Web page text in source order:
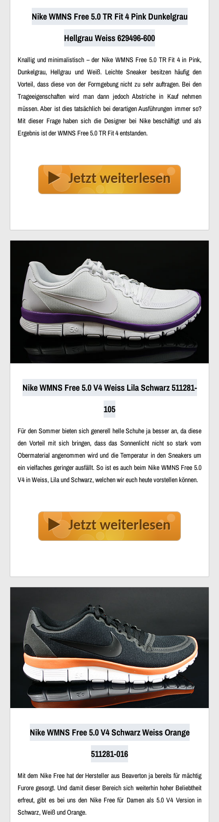
Nike WMNS Free 5.0 TR Fit 4 Pink Dunkelgrau
Hellgrau Weiss 629496-600
Knallig und minimalistisch – der Nike WMNS Free 5.0 TR Fit 4 in Pink,
Dunkelgrau, Hellgrau und Weiß. Leichte Sneaker besitzen häufig den
Vorteil, dass diese von der Formgebung nicht zu sehr auftragen. Bei den
Trageeigenschaften wird man dann jedoch Abstriche in Kauf nehmen
müssen. Aber ist dies tatsächlich bei derartigen Ausführungen immer so?
Mit dieser Frage haben sich die Designer bei Nike beschäftigt und als
Ergebnis ist der WMNS Free 5.0 TR Fit 4 entstanden.
Jetzt weiterlesen
Nike WMNS Free 5.0 V4 Weiss Lila Schwarz 511281-
105
Für den Sommer bieten sich generell helle Schuhe ja besser an, da diese
den Vorteil mit sich bringen, dass das Sonnenlicht nicht so stark vom
Obermaterial angenommen wird und die Temperatur in den Sneakers um
ein vielfaches geringer ausfällt. So ist es auch beim Nike WMNS Free 5.0
V4 in Weiss, Lila und Schwarz, welchen wir euch heute vorstellen können.
Jetzt weiterlesen
Nike WMNS Free 5.0 V4 Schwarz Weiss Orange
511281-016
Mit dem Nike Free hat der Hersteller aus Beaverton ja bereits für mächtig
Furore gesorgt. Und damit dieser Bereich sich weiterhin hoher Beliebtheit
erfreut, gibt es bei uns den Nike Free für Damen als 5.0 V4 Version in
Schwarz, Weiß und Orange.